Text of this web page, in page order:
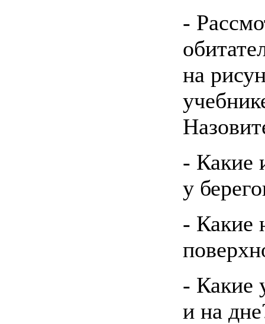
-
на
- Какие
у
- Какие
- Какие
и на